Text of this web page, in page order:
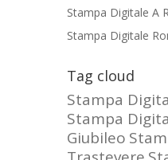
Stampa Digitale A
Stampa Digitale
Tag cloud
Stampa
Stampa
Giubileo